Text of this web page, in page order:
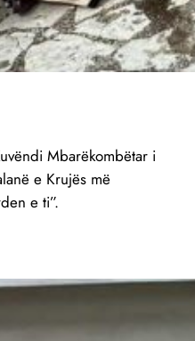
Mbarëkombëtar i
e Krujës më
e ti”.